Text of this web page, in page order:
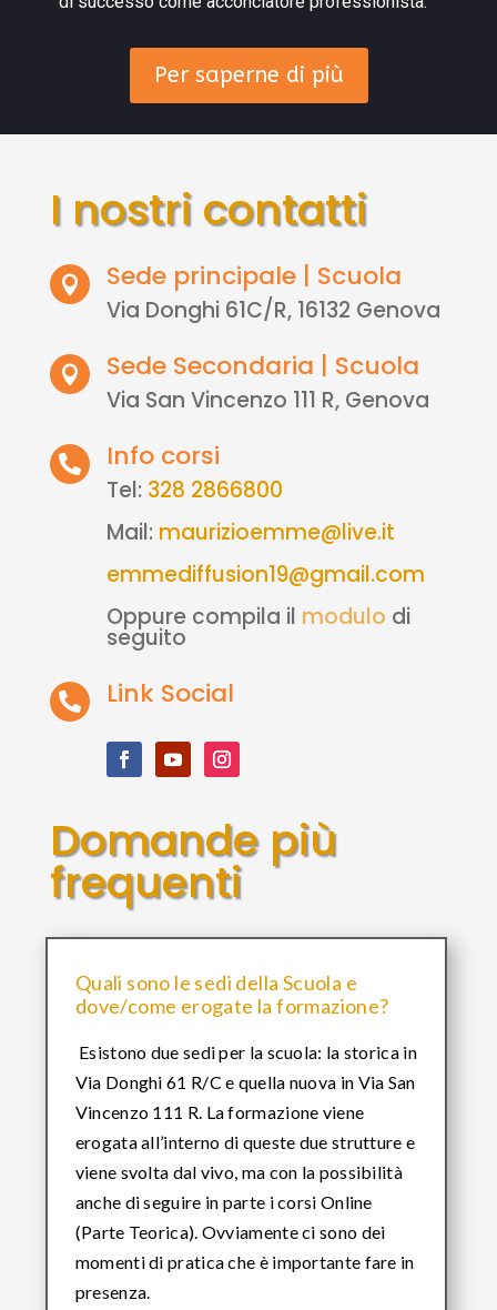
Per saperne di più
I nostri contatti
 Sede principale | Scuola
Via Donghi 61C/R, 16132 Genova
 Sede Secondaria | Scuola
Via San Vincenzo 111 R, Genova
 Info corsi
Tel: 328 2866800
Mail: maurizioemme@live.it
emmediffusion19@gmail.com
Oppure compila il modulo di
seguito
 Link Social
Domande più
frequenti
Quali sono le sedi della Scuola e
dove/come erogate la formazione?
Esistono due sedi per la scuola: la storica in
Via Donghi 61 R/C e quella nuova in Via San
Vincenzo 111 R. La formazione viene
erogata all’interno di queste due strutture e
viene svolta dal vivo, ma con la possibilità
anche di seguire in parte i corsi Online
(Parte Teorica). Ovviamente ci sono dei
momenti di pratica che è importante fare in
presenza.